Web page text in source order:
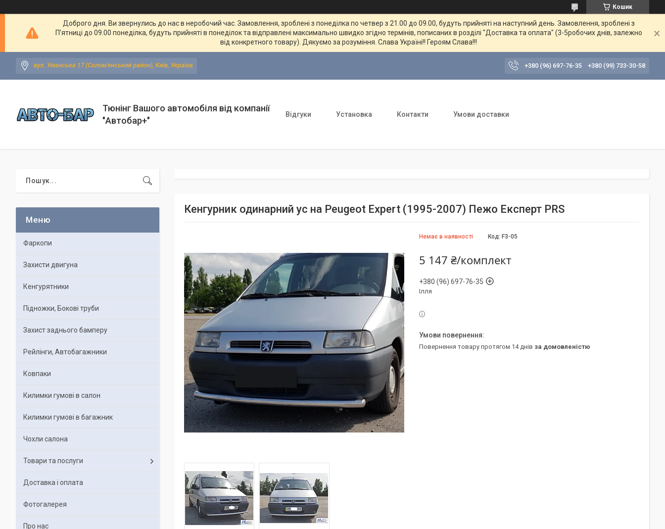
Кошик
Доброго дня. Ви звернулись до нас в неробочий час. Замовлення, зроблені з понеділка по четвер з 21.00 до 09.00, будуть прийняті на наступний день. Замовлення, зроблені з
П'ятниці до 09.00 понеділка, будуть прийняті в понеділок та відправлені максимально швидко згідно термінів, пописаних в розділі "Доставка та оплата" (3-5робочих днів, залежно
від конкретного товару). Дякуємо за розуміння. Слава Україні!! Героям Слава!!!
вул. Уманська 17 (Солом'янський район), Київ, Україна +380 (96) 697-76-35 +380 (99) 733-30-58
Тюнінг Вашого автомобіля від компанії
"Автобар+"
Відгуки Установка Контакти Умови доставки
Кенгурник одинарний ус на Peugeot Expert (1995-2007) Пежо Експерт PRS
Немає в наявності Код: F3-05
5 147 ₴/комплект
+380 (96) 697-76-35
Ілля
повернення товару протягом 14 днів за домовленістю
Фаркопи
Захисти двигуна
Кенгурятники
Підножки, Бокові труби
Захист заднього бамперу
Рейлінги, Автобагажники
Ковпаки
Килимки гумові в салон
Килимки гумові в багажник
Чохли салона
Товари та послуги
Доставка і оплата
Фотогалерея
Про нас